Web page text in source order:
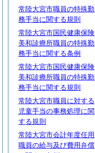
常陸大宮市職員の特殊勤
務手当に関する規則
常陸大宮市国民健康保険
美和診療所職員の特殊勤
務手当に関する条例
常陸大宮市国民健康保険
美和診療所職員の特殊勤
務手当に関する規則
常陸大宮市職員に対する
児童手当の事務処理に関
する規則
常陸大宮市会計年度任用
職員の給与及び費用弁償